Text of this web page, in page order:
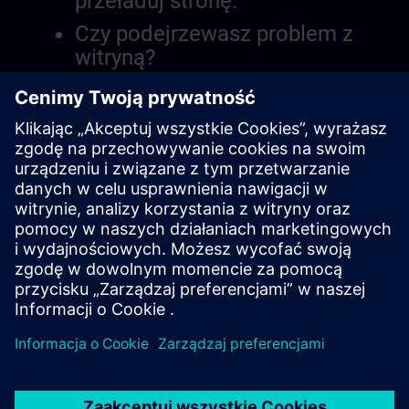
Czy podejrzewasz problem z
witryną?
Zgłoś problem